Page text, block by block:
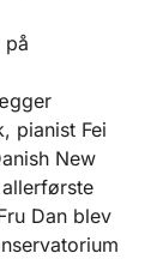
på
pianist Fei
New
Dan blev